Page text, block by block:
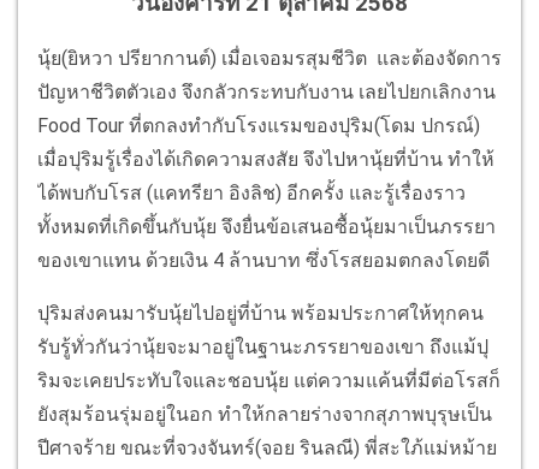
นุ้ย(ยิหวา ปรียากานต์) เมื่อเจอมรสุมชีวิต และต้องจัดการ
ปัญหาชีวิตตัวเอง จึงกลัวกระทบกับงาน เลยไปยกเลิกงาน
Food Tour ที่ตกลงทำกับโรงแรมของปุริม(โดม ปกรณ์)
เมื่อปุริมรู้เรื่องได้เกิดความสงสัย จึงไปหานุ้ยที่บ้าน ทำให้
ได้พบกับโรส (แคทรียา อิงลิช) อีกครั้ง และรู้เรื่องราว
ทั้งหมดที่เกิดขึ้นกับนุ้ย จึงยื่นข้อเสนอซื้อนุ้ยมาเป็นภรรยา
ของเขาแทน ด้วยเงิน 4 ล้านบาท ซึ่งโรสยอมตกลงโดยดี
ปุริมส่งคนมารับนุ้ยไปอยู่ที่บ้าน พร้อมประกาศให้ทุกคน
รับรู้ทั่วกันว่านุ้ยจะมาอยู่ในฐานะภรรยาของเขา ถึงแม้ปุ
ริมจะเคยประทับใจและชอบนุ้ย แต่ความแค้นที่มีต่อโรสก็
ยังสุมร้อนรุ่มอยู่ในอก ทำให้กลายร่างจากสุภาพบุรุษเป็น
ปีศาจร้าย ขณะที่จวงจันทร์(จอย รินลณี) พี่สะใภ้แม่หม้าย